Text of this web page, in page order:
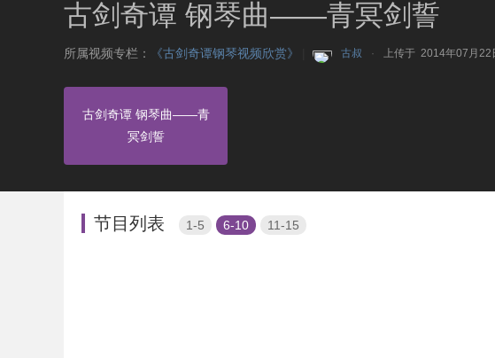
古剑奇谭 钢琴曲——青冥剑誓
所属视频专栏： 《古剑奇谭钢琴视频欣赏》 古叔 上传于 2014年07月22
古剑奇谭 钢琴曲——青
冥剑誓
节目列表 1-5 6-10 11-15